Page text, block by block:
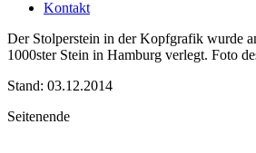
Kontakt
Der Stolperstein in der Kopfgrafik wurde
1000ster Stein in Hamburg verlegt. Foto
Stand: 03.12.2014
Seitenende